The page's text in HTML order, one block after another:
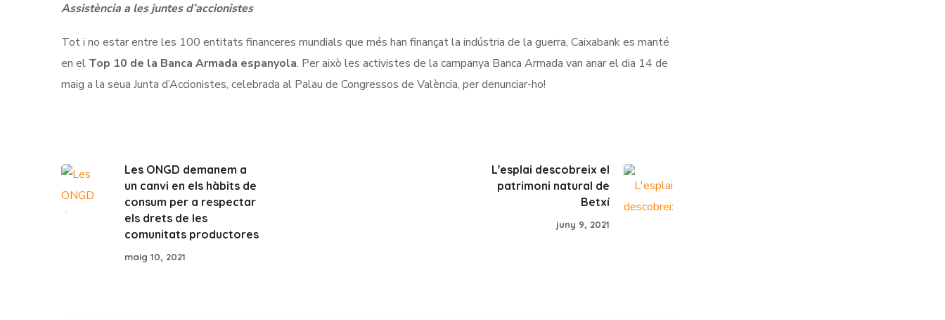
Assistència a les juntes d’accionistes
Tot i no estar entre les 100 entitats financeres mundials que més han finançat la indústria de la guerra, Caixabank es manté
en el Top 10 de la Banca Armada espanyola. Per això les activistes de la campanya Banca Armada van anar el dia 14 de
maig a la seua Junta d’Accionistes, celebrada al Palau de Congressos de València, per denunciar-ho!
Les ONGD demanem a
un canvi en els hàbits de
consum per a respectar
els drets de les
comunitats productores
maig 10, 2021
L'esplai descobreix el
patrimoni natural de
Betxí
juny 9, 2021